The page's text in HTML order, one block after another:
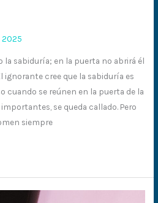
2025
la sabiduría; en la puerta no abrirá él
ignorante cree que la sabiduría es
cuando se reúnen en la puerta de la
se queda callado. Pero
siempre